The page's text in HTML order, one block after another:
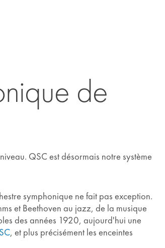
de
QSC est désormais notre système
symphonique ne fait pas exception.
et Beethoven au jazz, de la musique
des années 1920, aujourd'hui une
, et plus précisément les enceintes